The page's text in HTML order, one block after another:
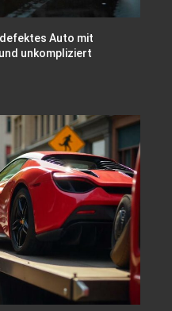
Auto mit
unkompliziert